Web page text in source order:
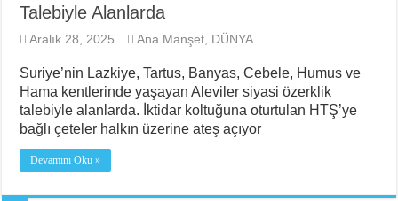
Talebiyle Alanlarda
Aralık 28, 2025 Ana Manşet, DÜNYA
Suriye’nin Lazkiye, Tartus, Banyas, Cebele, Humus ve
Hama kentlerinde yaşayan Aleviler siyasi özerklik
talebiyle alanlarda. İktidar koltuğuna oturtulan HTŞ’ye
bağlı çeteler halkın üzerine ateş açıyor
Devamını Oku »